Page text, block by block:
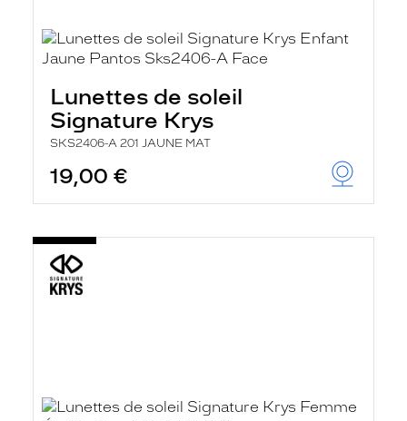
Lunettes de soleil
Signature Krys
SKS2406-A 201 JAUNE MAT
19,00 €